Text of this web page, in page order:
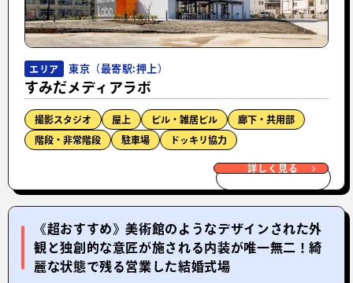
エリア 東京（最寄駅:押上）
すみだメディアラボ
撮影スタジオ 屋上 ビル・雑居ビル 廊下・共用部
階段・非常階段 駐車場 ドッキリ協力
詳しく見る
《超おすすめ》美術館のようなデザインされた外
観と独創的な意匠が施される内装が唯一無二！綺
麗な状態で残る営業した結婚式場